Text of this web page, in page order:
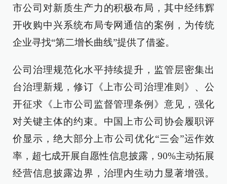
市公司对新质生产力的积极布局，其中经纬辉
开收购中兴系统布局专网通信的案例，为传统
企业寻找“第二增长曲线”提供了借鉴。
公司治理规范化水平持续提升，监管层密集出
台治理新规，修订《上市公司治理准则》、公
开征求《上市公司监督管理条例》意见，强化
对关键主体的约束。中国上市公司协会履职评
价显示，绝大部分上市公司优化“三会”运作效
率，超七成开展自愿性信息披露，90%主动拓展
经营信息披露边界，治理内生动力显著增强。